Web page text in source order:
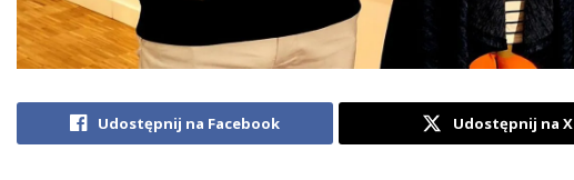
Udostępnij na Facebook Udostępnij na X